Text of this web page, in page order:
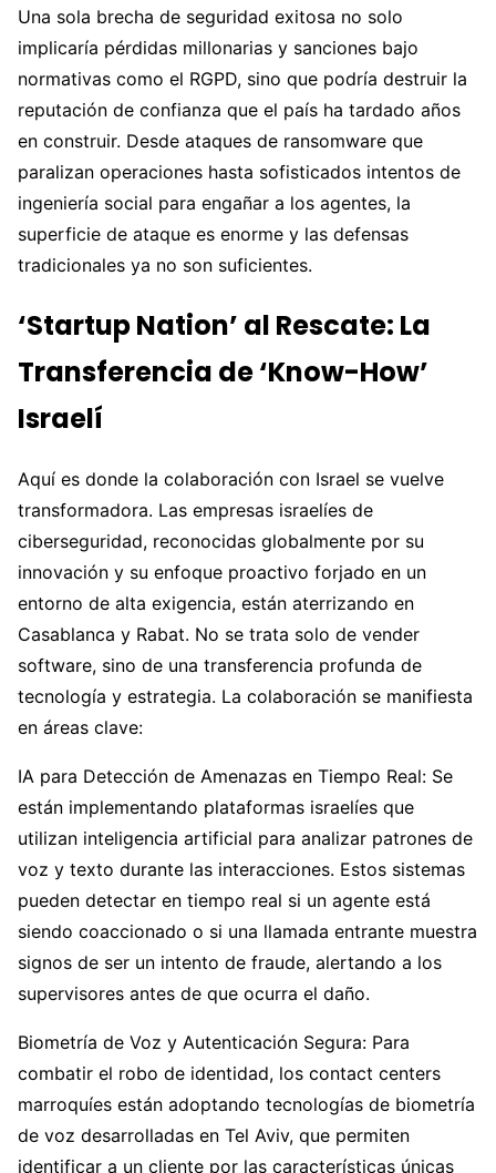
Una sola brecha de seguridad exitosa no solo
implicaría pérdidas millonarias y sanciones bajo
normativas como el RGPD, sino que podría destruir la
reputación de confianza que el país ha tardado años
en construir. Desde ataques de ransomware que
paralizan operaciones hasta sofisticados intentos de
ingeniería social para engañar a los agentes, la
superficie de ataque es enorme y las defensas
tradicionales ya no son suficientes.
‘Startup Nation’ al Rescate: La
Transferencia de ‘Know-How’
Israelí
Aquí es donde la colaboración con Israel se vuelve
transformadora. Las empresas israelíes de
ciberseguridad, reconocidas globalmente por su
innovación y su enfoque proactivo forjado en un
entorno de alta exigencia, están aterrizando en
Casablanca y Rabat. No se trata solo de vender
software, sino de una transferencia profunda de
tecnología y estrategia. La colaboración se manifiesta
en áreas clave:
IA para Detección de Amenazas en Tiempo Real: Se
están implementando plataformas israelíes que
utilizan inteligencia artificial para analizar patrones de
voz y texto durante las interacciones. Estos sistemas
pueden detectar en tiempo real si un agente está
siendo coaccionado o si una llamada entrante muestra
signos de ser un intento de fraude, alertando a los
supervisores antes de que ocurra el daño.
Biometría de Voz y Autenticación Segura: Para
combatir el robo de identidad, los contact centers
marroquíes están adoptando tecnologías de biometría
de voz desarrolladas en Tel Aviv, que permiten
identificar a un cliente por las características únicas